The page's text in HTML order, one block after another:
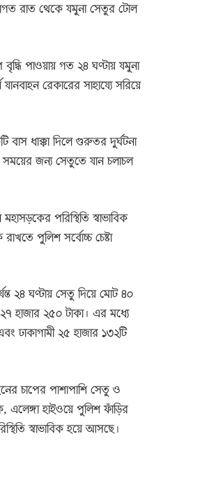
রাত থেকে যমুনা সেতুর টোল
পাওয়ায় গত ২৪ ঘণ্টায় যমুনা
রেকারের সাহায্যে সরিয়ে
ধাক্কা দিলে গুরুতর দুর্ঘটনা
জন্য সেতুতে যান চলাচল
পরিস্থিতি স্বাভাবিক
পুলিশ সর্বোচ্চ চেষ্টা
২৪ ঘণ্টায় সেতু দিয়ে মোট ৪০
হাজার ২৫০ টাকা। এর মধ্যে
ঢাকাগামী ২৫ হাজার ১৩২টি
চাপের পাশাপাশি সেতু ও
হাইওয়ে পুলিশ ফাঁড়ির
স্বাভাবিক হয়ে আসছে।